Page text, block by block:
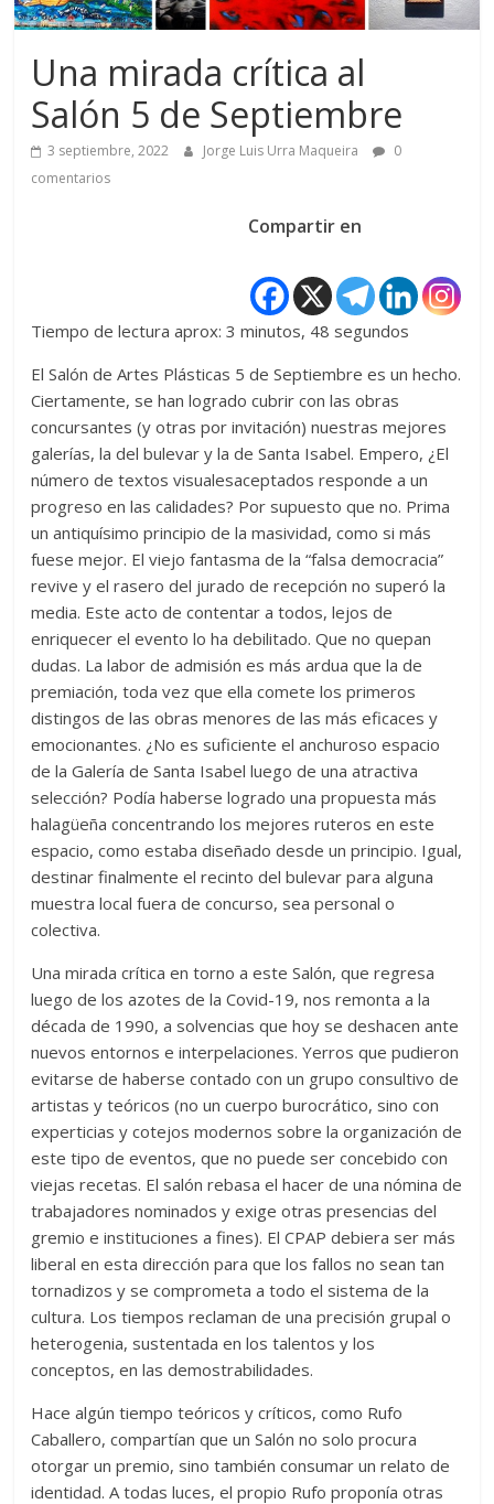
Una mirada crítica al
Salón 5 de Septiembre
3 septiembre, 2022 Jorge Luis Urra Maqueira
0
comentarios
Compartir en
Tiempo de lectura aprox: 3 minutos, 48 segundos
El Salón de Artes Plásticas 5 de Septiembre es un hecho.
Ciertamente, se han logrado cubrir con las obras
concursantes (y otras por invitación) nuestras mejores
galerías, la del bulevar y la de Santa Isabel. Empero, ¿El
número de textos visualesaceptados responde a un
progreso en las calidades? Por supuesto que no. Prima
un antiquísimo principio de la masividad, como si más
fuese mejor. El viejo fantasma de la “falsa democracia”
revive y el rasero del jurado de recepción no superó la
media. Este acto de contentar a todos, lejos de
enriquecer el evento lo ha debilitado. Que no quepan
dudas. La labor de admisión es más ardua que la de
premiación, toda vez que ella comete los primeros
distingos de las obras menores de las más eficaces y
emocionantes. ¿No es suficiente el anchuroso espacio
de la Galería de Santa Isabel luego de una atractiva
selección? Podía haberse logrado una propuesta más
halagüeña concentrando los mejores ruteros en este
espacio, como estaba diseñado desde un principio. Igual,
destinar finalmente el recinto del bulevar para alguna
muestra local fuera de concurso, sea personal o
colectiva.
Una mirada crítica en torno a este Salón, que regresa
luego de los azotes de la Covid-19, nos remonta a la
década de 1990, a solvencias que hoy se deshacen ante
nuevos entornos e interpelaciones. Yerros que pudieron
evitarse de haberse contado con un grupo consultivo de
artistas y teóricos (no un cuerpo burocrático, sino con
experticias y cotejos modernos sobre la organización de
este tipo de eventos, que no puede ser concebido con
viejas recetas. El salón rebasa el hacer de una nómina de
trabajadores nominados y exige otras presencias del
gremio e instituciones a fines). El CPAP debiera ser más
liberal en esta dirección para que los fallos no sean tan
tornadizos y se comprometa a todo el sistema de la
cultura. Los tiempos reclaman de una precisión grupal o
heterogenia, sustentada en los talentos y los
conceptos, en las demostrabilidades.
Hace algún tiempo teóricos y críticos, como Rufo
Caballero, compartían que un Salón no solo procura
otorgar un premio, sino también consumar un relato de
identidad. A todas luces, el propio Rufo proponía otras